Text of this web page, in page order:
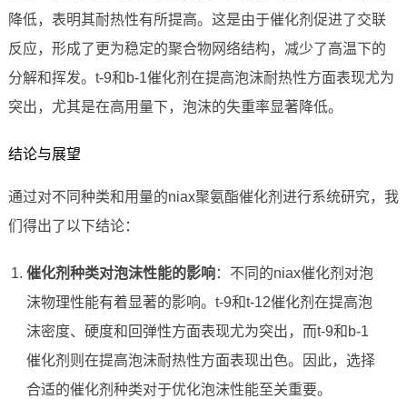
降低，表明其耐热性有所提高。这是由于催化剂促进了交联
反应，形成了更为稳定的聚合物网络结构，减少了高温下的
分解和挥发。t-9和b-1催化剂在提高泡沫耐热性方面表现尤为
突出，尤其是在高用量下，泡沫的失重率显著降低。
结论与展望
通过对不同种类和用量的niax聚氨酯催化剂进行系统研究，我
们得出了以下结论：
催化剂种类对泡沫性能的影响：不同的niax催化剂对泡
沫物理性能有着显著的影响。t-9和t-12催化剂在提高泡
沫密度、硬度和回弹性方面表现尤为突出，而t-9和b-1
催化剂则在提高泡沫耐热性方面表现出色。因此，选择
合适的催化剂种类对于优化泡沫性能至关重要。